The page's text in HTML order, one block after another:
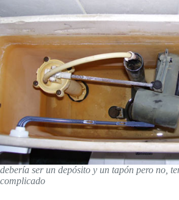
debería ser un depósito y un tapón pero no,
complicado